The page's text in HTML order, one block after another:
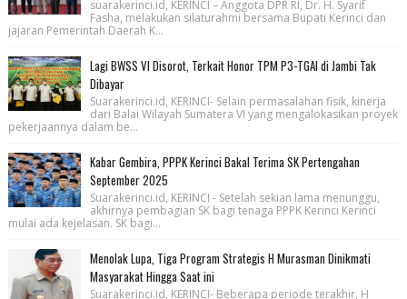
suarakerinci.id, KERINCI – Anggota DPR RI, Dr. H. Syarif
Fasha, melakukan silaturahmi bersama Bupati Kerinci dan
jajaran Pemerintah Daerah K...
Lagi BWSS VI Disorot, Terkait Honor TPM P3-TGAI di Jambi Tak
Dibayar
Suarakerinci.id, KERINCI- Selain permasalahan fisik, kinerja
dari Balai Wilayah Sumatera VI yang mengalokasikan proyek
pekerjaannya dalam be...
Kabar Gembira, PPPK Kerinci Bakal Terima SK Pertengahan
September 2025
Suarakerinci.id, KERINCI - Setelah sekian lama menunggu,
akhirnya pembagian SK bagi tenaga PPPK Kerinci Kerinci
mulai ada kejelasan. SK bagi...
Menolak Lupa, Tiga Program Strategis H Murasman Dinikmati
Masyarakat Hingga Saat ini
Suarakerinci.id, KERINCI- Beberapa periode terakhir, H